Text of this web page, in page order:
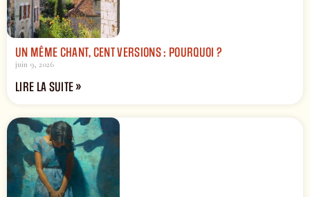
UN MÊME CHANT, CENT VERSIONS : POURQUOI ?
juin 9, 2026
LIRE LA SUITE »